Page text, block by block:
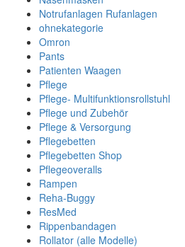
Notrufanlagen Rufanlagen
ohnekategorie
Omron
Pants
Patienten Waagen
Pflege
Pflege- Multifunktionsrollstuhl
Pflege und Zubehör
Pflege & Versorgung
Pflegebetten
Pflegebetten Shop
Pflegeoveralls
Rampen
Reha-Buggy
ResMed
Rippenbandagen
Rollator (alle Modelle)